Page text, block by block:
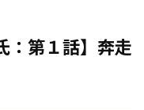
：第１話】奔走